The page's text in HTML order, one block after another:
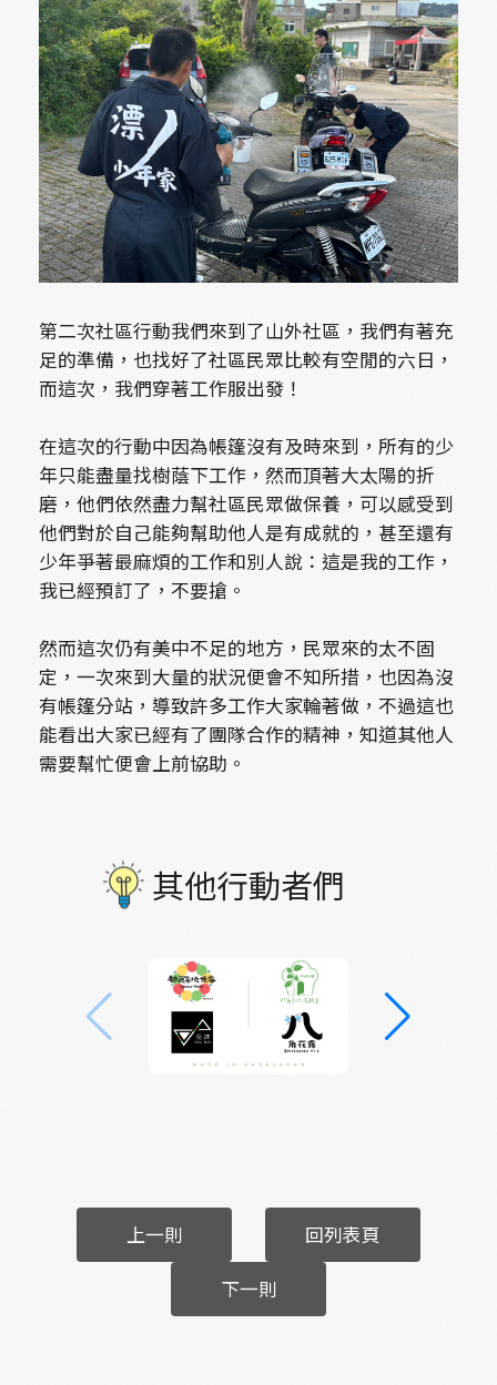
第二次社區行動我們來到了山外社區，我們有著充
足的準備，也找好了社區民眾比較有空閒的六日，
而這次，我們穿著工作服出發！
在這次的行動中因為帳篷沒有及時來到，所有的少
年只能盡量找樹蔭下工作，然而頂著大太陽的折
磨，他們依然盡力幫社區民眾做保養，可以感受到
他們對於自己能夠幫助他人是有成就的，甚至還有
少年爭著最麻煩的工作和別人說：這是我的工作，
我已經預訂了，不要搶。
然而這次仍有美中不足的地方，民眾來的太不固
定，一次來到大量的狀況便會不知所措，也因為沒
有帳篷分站，導致許多工作大家輪著做，不過這也
能看出大家已經有了團隊合作的精神，知道其他人
需要幫忙便會上前協助。
其他行動者們
上一則 回列表頁
下一則